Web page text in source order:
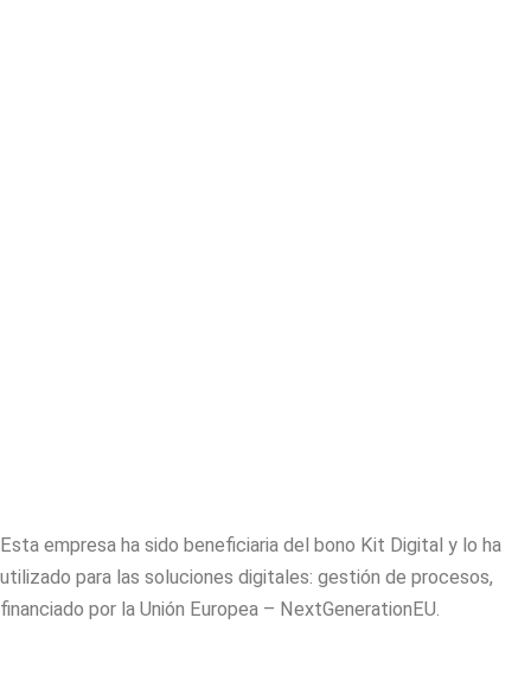
Esta empresa ha sido beneficiaria del bono Kit Digital y lo ha
utilizado para las soluciones digitales: gestión de procesos,
financiado por la Unión Europea – NextGenerationEU.